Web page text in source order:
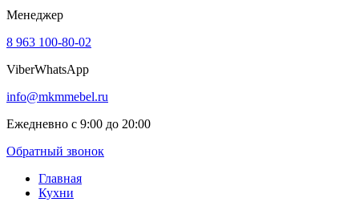
Менеджер
8 963 100-80-02
ViberWhatsApp
info@mkmmebel.ru
Ежедневно с 9:00 до 20:00
Обратный звонок
Главная
Кухни